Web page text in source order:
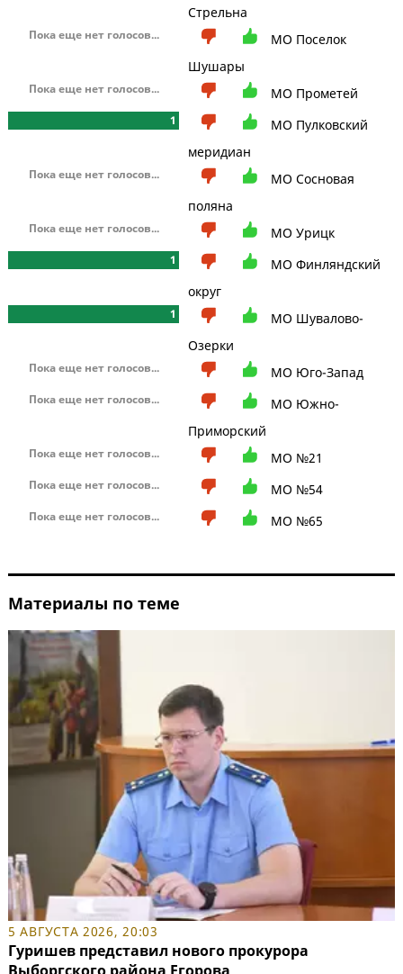
Стрельна
Пока еще нет голосов...
МО Поселок
Шушары
Пока еще нет голосов... МО Прометей
1
МО Пулковский
меридиан
Пока еще нет голосов...
МО Сосновая
поляна
Пока еще нет голосов... МО Урицк
1
МО Финляндский
округ
1
МО Шувалово-
Озерки
Пока еще нет голосов... МО Юго-Запад
Пока еще нет голосов...
МО Южно-
Приморский
Пока еще нет голосов... МО №21
Пока еще нет голосов... МО №54
Пока еще нет голосов... МО №65
Материалы по теме
5 АВГУСТА 2026, 20:03
Гуришев представил нового прокурора
Выборгского района Егорова